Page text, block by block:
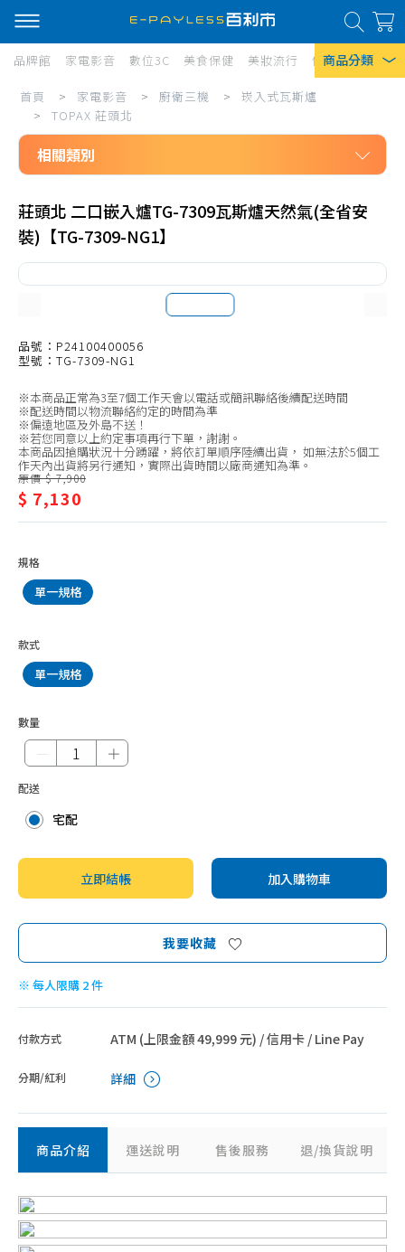
商品分類
熱門搜尋
風扇
口罩
除濕機
衛生紙
品牌館 家電影音 數位3C 美食保健 美妝流行 傢俱寢具 居
家
影
音/
廚
衛
三
入
式
瓦
斯
爐/TOPAX
莊
北
首頁 > 家電影音 > 廚衛三機 >
崁入式瓦斯爐
>
TOPAX 莊頭北
相關類別
廚衛三機
SAKURA 櫻花
JTL 喜特麗
HOSUN 豪山
HMK 鴻茂
莊頭北 二口嵌入爐TG-7309瓦斯爐天然氣(全省安
裝)【TG-7309-NG1】
品號：P24100400056
型號：TG-7309-NG1
※本商品正常為3至7個工作天會以電話或簡訊聯絡後續配送時間
※配送時間以物流聯絡約定的時間為準
※偏遠地區及外島不送！
※若您同意以上約定事項再行下單，謝謝。
本商品因搶購狀況十分踴躍，將依訂單順序陸續出貨， 如無法於5個工
作天內出貨將另行通知，實際出貨時間以廠商通知為準。
原價 $ 7,900
$ 7,130
規格
單一規格
款式
單一規格
數量
＋
配送
宅配
立即結帳 加入購物車
我要收藏
※ 每人限購 2 件
付款方式 ATM (上限金額 49,999 元) / 信用卡 / Line Pay
分期/紅利 詳細
商品介紹 運送說明 售後服務 退/換貨說明